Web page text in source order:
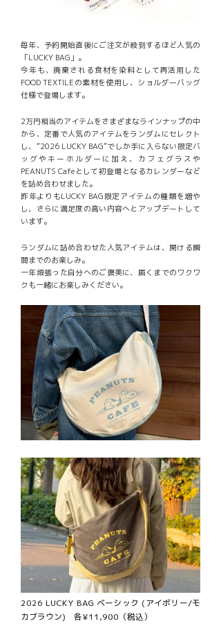
毎年、予約開始直後にご注文が殺到するほど人気の
「LUCKY BAG」。
今年も、廃棄される食材を染料として再活用した
FOOD TEXTILEの素材を使用し、ショルダーバッグ
仕様で登場します。
2万円相当のアイテムをさまざまなラインナップの中
から、定番で人気のアイテムをランダムにセレクト
し、“2026 LUCKY BAG”でしか手に入らない限定バ
ッグやキーホルダーに加え、カフェグラスや
PEANUTS Cafeとして初登場となるカレンダーなど
を詰め合わせました。
昨年よりもLUCKY BAG限定アイテムの種類を増や
し、さらに満足度の高い内容へとアップデートして
います。
ランダムに詰め合わせた人気アイテムは、開ける瞬
間までのお楽しみ。
一年頑張った自分へのご褒美に、届くまでのワクワ
クも一緒にお楽しみください。
2026 LUCKY BAG ベーシック (アイボリー/モ
カブラウン) 各¥11,900（税込）